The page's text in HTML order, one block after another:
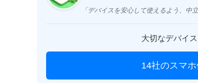
「デバイスを安心して使えるよう、中
大切なデバイ
14社のスマ